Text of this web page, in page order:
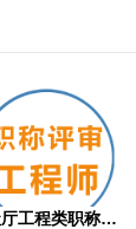
人社厅工程类职称评审